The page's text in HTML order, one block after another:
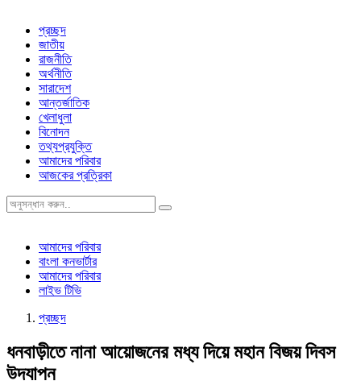
প্রচ্ছদ
জাতীয়
রাজনীতি
অর্থনীতি
সারাদেশ
আন্তর্জাতিক
খেলাধুলা
বিনোদন
তথ্যপ্রযুক্তি
আমাদের পরিবার
আজকের প্রত্রিকা
আমাদের পরিবার
বাংলা কনভার্টার
আমাদের পরিবার
লাইভ টিভি
প্রচ্ছদ
ধনবাড়ীতে নানা আয়োজনের মধ্য দিয়ে মহান বিজয় দিবস
উদযাপন